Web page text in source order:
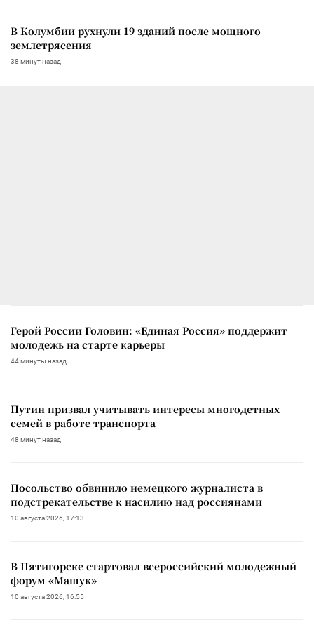
В Колумбии рухнули 19 зданий после мощного
землетрясения
38 минут назад
Герой России Головин: «Единая Россия» поддержит
молодежь на старте карьеры
44 минуты назад
Путин призвал учитывать интересы многодетных
семей в работе транспорта
48 минут назад
Посольство обвинило немецкого журналиста в
подстрекательстве к насилию над россиянами
10 августа 2026, 17:13
В Пятигорске стартовал всероссийский молодежный
форум «Машук»
10 августа 2026, 16:55